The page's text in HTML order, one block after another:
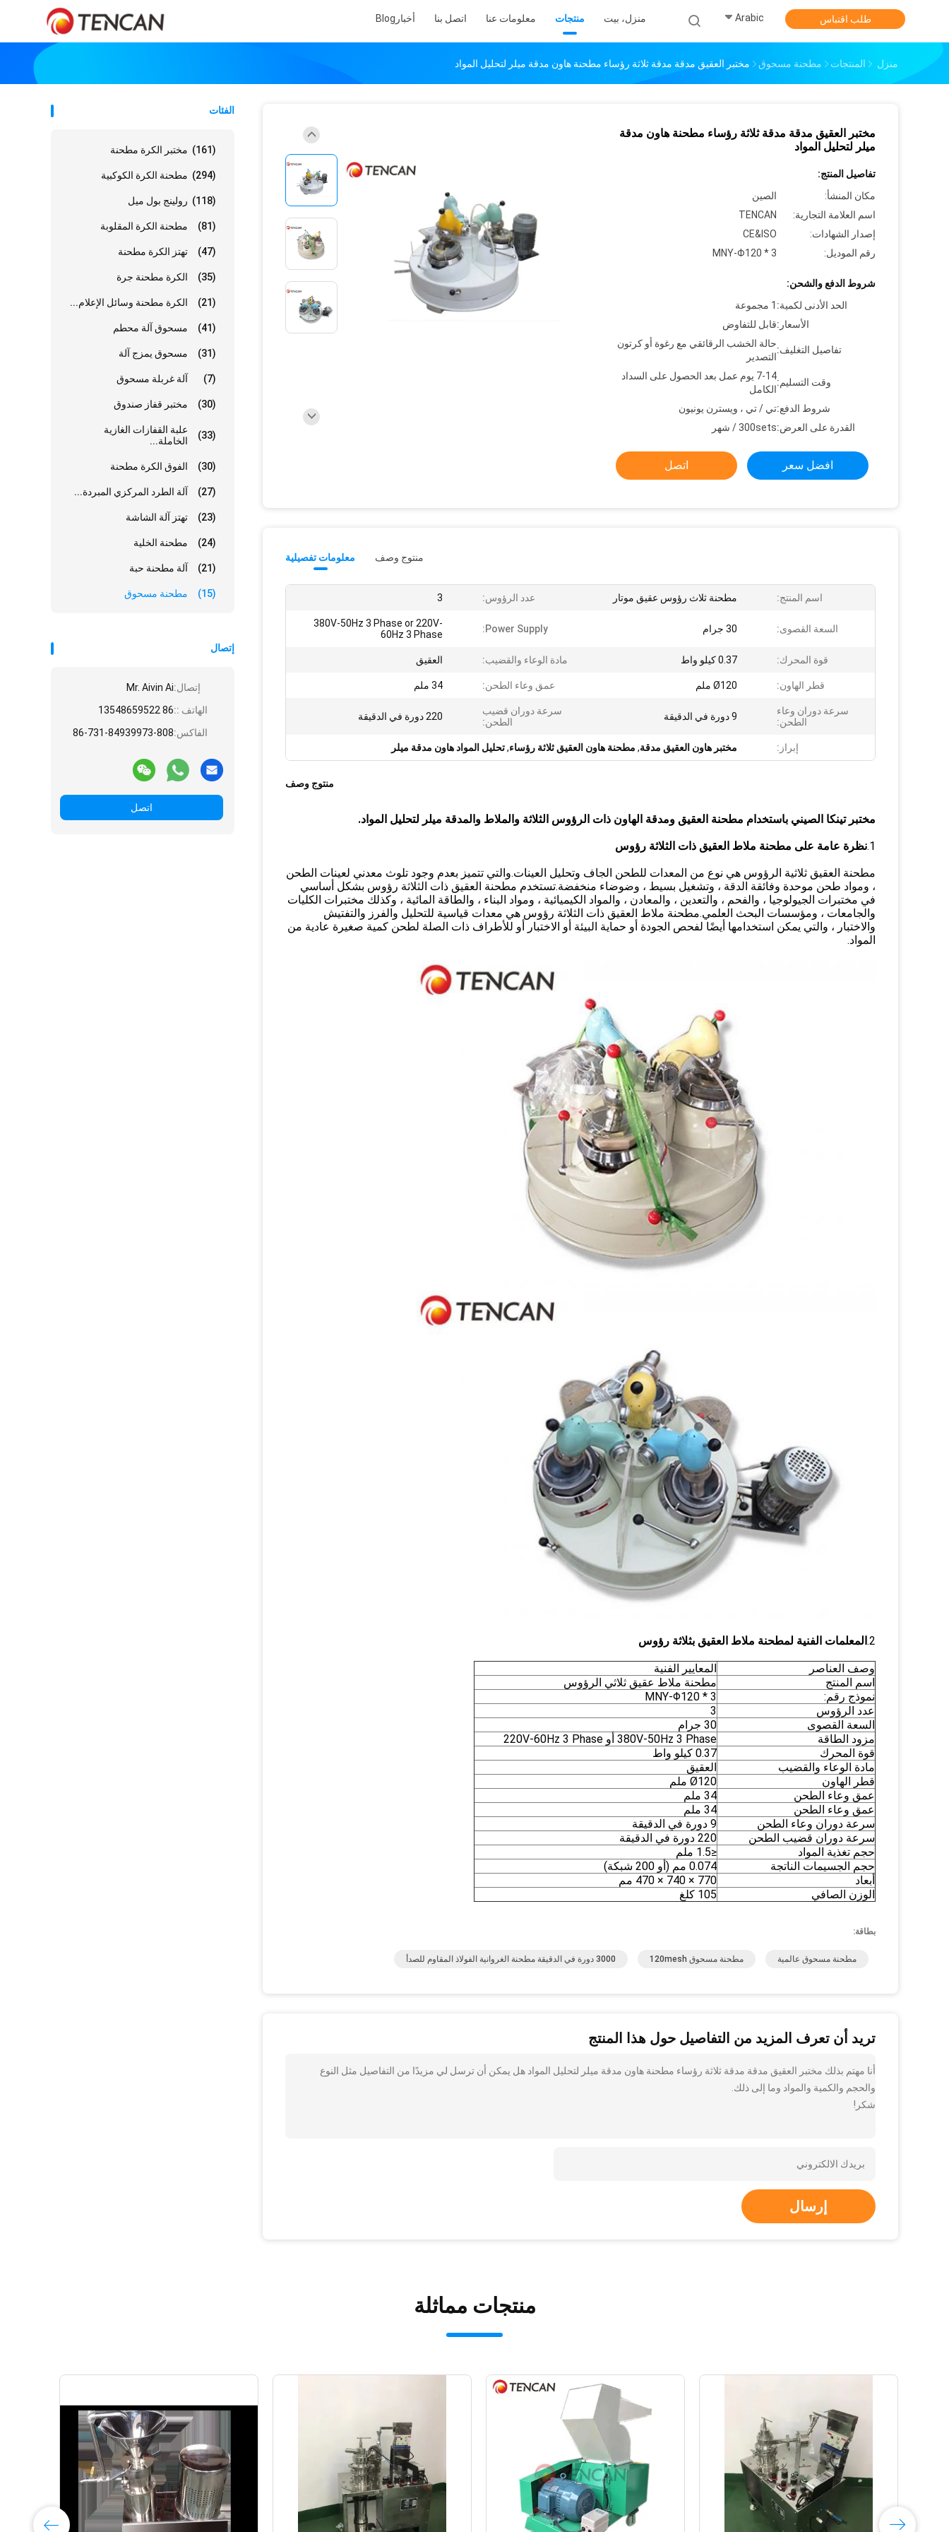
منزل، بيت منتجات معلومات عنا اتصل بنا أخبار Blog Arabic طلب اقتباس
منزل المنتجات مطحنة مسحوق مختبر العقيق مدقة مدقة ثلاثة رؤساء مطحنة هاون مدقة ميلر لتحليل المواد
الفئات
مختبر الكرة مطحنة (161)
مطحنة الكرة الكوكبية (294)
رولينج بول ميل (118)
مطحنة الكرة المقلوبة (81)
تهتز الكرة مطحنة (47)
الكرة مطحنة جرة (35)
الكرة مطحنة وسائل الإعلام... (21)
مسحوق آلة محطم (41)
مسحوق يمزج آلة (31)
آلة غربلة مسحوق (7)
مختبر قفاز صندوق (30)
علبة القفازات الغازية
الخاملة...
(33)
الفوق الكرة مطحنة (30)
آلة الطرد المركزي المبردة... (27)
تهتز آلة الشاشة (23)
مطحنة الخلية (24)
آلة مطحنة حبة (21)
مطحنة مسحوق (15)
إتصال
إتصال:Mr. Aivin Ai
الهاتف ::86 13548659522
الفاكس:86-731-84939973-808
اتصل
مختبر العقيق مدقة مدقة ثلاثة رؤساء مطحنة هاون مدقة
ميلر لتحليل المواد
تفاصيل المنتج:
مكان المنشأ:
الصين
اسم العلامة التجارية:
TENCAN
إصدار الشهادات:
CE&ISO
رقم الموديل:
MNY-Φ120 * 3
شروط الدفع والشحن:
الحد الأدنى لكمية: 1 مجموعة
الأسعار:قابل للتفاوض
تفاصيل التغليف:
حالة الخشب الرقائقي مع رغوة أو كرتون
التصدير
وقت التسليم:
7-14 يوم عمل بعد الحصول على السداد
الكامل
شروط الدفع:تي / تي ، ويسترن يونيون
القدرة على العرض:300sets / شهر
افضل سعر اتصل
معلومات تفصيلية منتوج وصف
اسم المنتج: مطحنة ثلاث رؤوس عقيق موتار عدد الرؤوس: 3
السعة القصوى: 30 جرام Power Supply:
380V-50Hz 3 Phase or 220V-
60Hz 3 Phase
قوة المحرك: 0.37 كيلو واط مادة الوعاء والقضيب: العقيق
قطر الهاون: Ø120 ملم عمق وعاء الطحن: 34 ملم
سرعة دوران وعاء
الطحن:
9 دورة في الدقيقة
سرعة دوران قضيب
الطحن:
220 دورة في الدقيقة
إبراز: مختبر هاون العقيق مدقة, مطحنة هاون العقيق ثلاثة رؤساء,تحليل المواد هاون مدقة ميلر
منتوج وصف
مختبر تينكا الصيني باستخدام مطحنة العقيق ومدقة الهاون ذات الرؤوس الثلاثة والملاط والمدقة ميلر لتحليل المواد.
1. نظرة عامة على مطحنة ملاط ​​العقيق ذات الثلاثة رؤوس
مطحنة العقيق ثلاثية الرؤوس هي نوع من المعدات للطحن الجاف وتحليل العينات.والتي تتميز بعدم وجود تلوث معدني لعينات الطحن
، ومواد طحن موحدة وفائقة الدقة ، وتشغيل بسيط ، وضوضاء منخفضة.تستخدم مطحنة العقيق ذات الثلاثة رؤوس بشكل أساسي
في مختبرات الجيولوجيا ، والفحم ، والتعدين ، والمعادن ، والمواد الكيميائية ، ومواد البناء ، والطاقة المائية ، وكذلك مختبرات الكليات
والجامعات ، ومؤسسات البحث العلمي.مطحنة ملاط ​​العقيق ذات الثلاثة رؤوس هي معدات قياسية للتحليل والفرز والتفتيش
والاختبار ، والتي يمكن استخدامها أيضًا لفحص الجودة أو حماية البيئة أو الاختبار أو للأطراف ذات الصلة لطحن كمية صغيرة عادية من
المواد.
2. المعلمات الفنية لمطحنة ملاط ​​العقيق بثلاثة رؤوس
وصف العناصر
المعايير الفنية
اسم المنتج
مطحنة ملاط ​​عقيق ثلاثي الرؤوس
نموذج رقم:
MNY-Φ120 * 3
عدد الرؤوس
3
السعة القصوى
30 جرام
مزود الطاقة
380V-50Hz 3 Phase أو 220V-60Hz 3 Phase
قوة المحرك
0.37 كيلو واط
مادة الوعاء والقضيب
العقيق
قطر الهاون
Ø120 ملم
عمق وعاء الطحن
34 ملم
عمق وعاء الطحن
34 ملم
سرعة دوران وعاء الطحن
9 دورة في الدقيقة
سرعة دوران قضيب الطحن
220 دورة في الدقيقة
حجم تغذية المواد
≤1.5 ملم
حجم الجسيمات الناتجة
0.074 مم (أو 200 شبكة)
أبعاد
770 × 740 × 470 مم
الوزن الصافي
105 كلغ
بطاقة:
مطحنة مسحوق عالمية مطحنة مسحوق 120mesh 3000 دورة في الدقيقة مطحنة الغروانية الفولاذ المقاوم للصدأ
تريد أن تعرف المزيد من التفاصيل حول هذا المنتج
أنا مهتم بذلك مختبر العقيق مدقة مدقة ثلاثة رؤساء مطحنة هاون مدقة ميلر لتحليل المواد هل يمكن أن ترسل لي مزيدًا من التفاصيل مثل النوع
والحجم والكمية والمواد وما إلى ذلك.
شكر!
إرسال
منتجات مماثلة